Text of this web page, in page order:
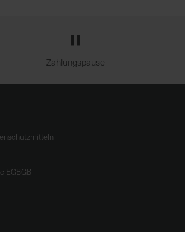
Zahlungspause
EGBGB